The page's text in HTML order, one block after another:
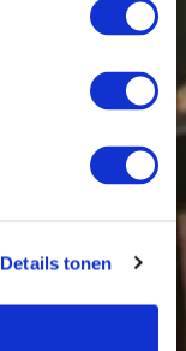
Details tonen